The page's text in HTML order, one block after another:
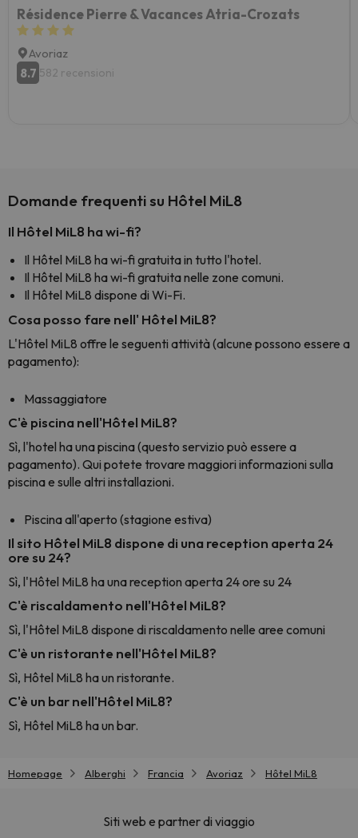
Résidence Pierre & Vacances Atria-Crozats
Avoriaz
8.7 582 recensioni
Domande frequenti su Hôtel MiL8
Il Hôtel MiL8 ha wi-fi?
Il Hôtel MiL8 ha wi-fi gratuita in tutto l'hotel.
Il Hôtel MiL8 ha wi-fi gratuita nelle zone comuni.
Il Hôtel MiL8 dispone di Wi-Fi.
Cosa posso fare nell' Hôtel MiL8?
L'Hôtel MiL8 offre le seguenti attività (alcune possono essere a
pagamento):
Massaggiatore
C'è piscina nell'Hôtel MiL8?
Sì, l'hotel ha una piscina (questo servizio può essere a
pagamento). Qui potete trovare maggiori informazioni sulla
piscina e sulle altri installazioni.
Piscina all'aperto (stagione estiva)
Il sito Hôtel MiL8 dispone di una reception aperta 24
ore su 24?
Sì, l'Hôtel MiL8 ha una reception aperta 24 ore su 24
C'è riscaldamento nell'Hôtel MiL8?
Sì, l'Hôtel MiL8 dispone di riscaldamento nelle aree comuni
C'è un ristorante nell'Hôtel MiL8?
Sì, Hôtel MiL8 ha un ristorante.
C'è un bar nell'Hôtel MiL8?
Sì, Hôtel MiL8 ha un bar.
Homepage Alberghi Francia Avoriaz Hôtel MiL8
Siti web e partner di viaggio